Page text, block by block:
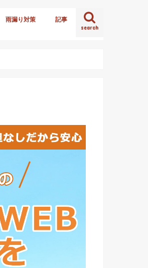
search
雨漏り対策 記事